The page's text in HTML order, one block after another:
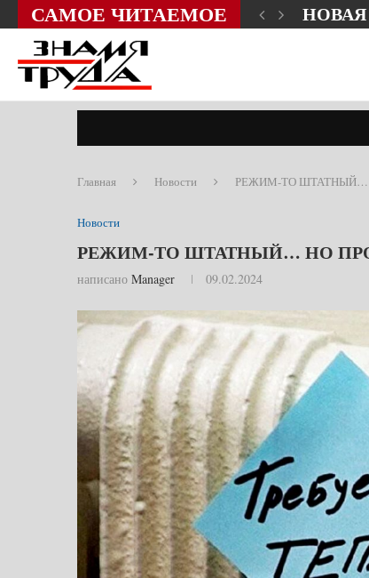
САМОЕ ЧИТАЕМОЕ
Главная Новости РЕЖИМ-ТО ШТАТНЫЙ…
Новости
РЕЖИМ-ТО ШТАТНЫЙ… НО
написано Manager 09.02.2024